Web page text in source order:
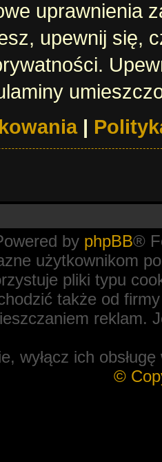
uprawnienia
upewnij się,
|
by phpBB®
użytkownikom
pliki typu
także od
reklam.
wyłącz ich
©